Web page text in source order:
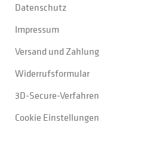
Datenschutz
Impressum
Versand und Zahlung
Widerrufsformular
3D-Secure-Verfahren
Cookie Einstellungen